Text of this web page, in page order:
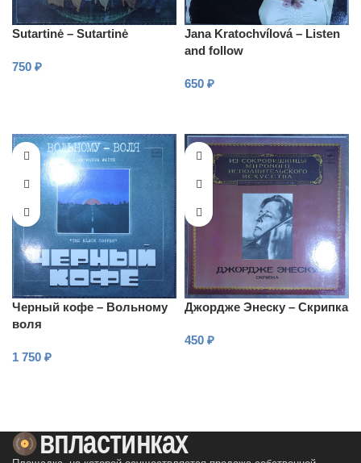
Sutartinė – Sutartinė
750 ₽
Jana Kratochvílová – Listen
and follow
650 ₽
Черный кофе – Вольному
воля
1 750 ₽
Джордже Энеску – Скрипка
450 ₽